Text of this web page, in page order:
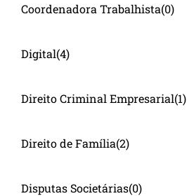
Coordenadora Trabalhista(0)
Digital(4)
Direito Criminal Empresarial(1)
Direito de Família(2)
Disputas Societárias(0)